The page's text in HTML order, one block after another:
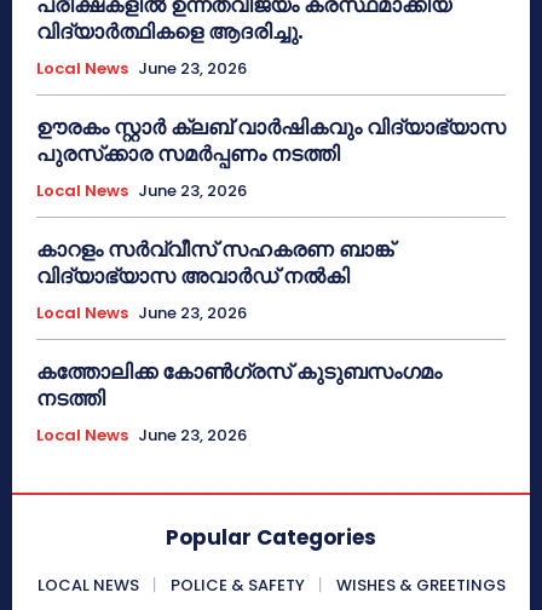
വിദ്യാർത്ഥികളെ ആദരിച്ചു.
Local News June 23, 2026
ഊരകം സ്റ്റാർ ക്ലബ് വാർഷികവും വിദ്യാഭ്യാസ
പുരസ്‌ക്കാര സമർപ്പണം നടത്തി
Local News June 23, 2026
കാറളം സർവ്വീസ് സഹകരണ ബാങ്ക്
വിദ്യാഭ്യാസ അവാർഡ് നൽകി
Local News June 23, 2026
കത്തോലിക്ക കോൺഗ്രസ് കുടുബസംഗമം
നടത്തി
Local News June 23, 2026
Popular Categories
LOCAL NEWS POLICE & SAFETY
WISHES & GREETINGS